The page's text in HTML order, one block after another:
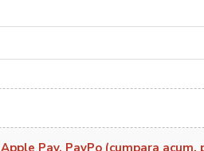
Apple Pay, PayPo (cumpara